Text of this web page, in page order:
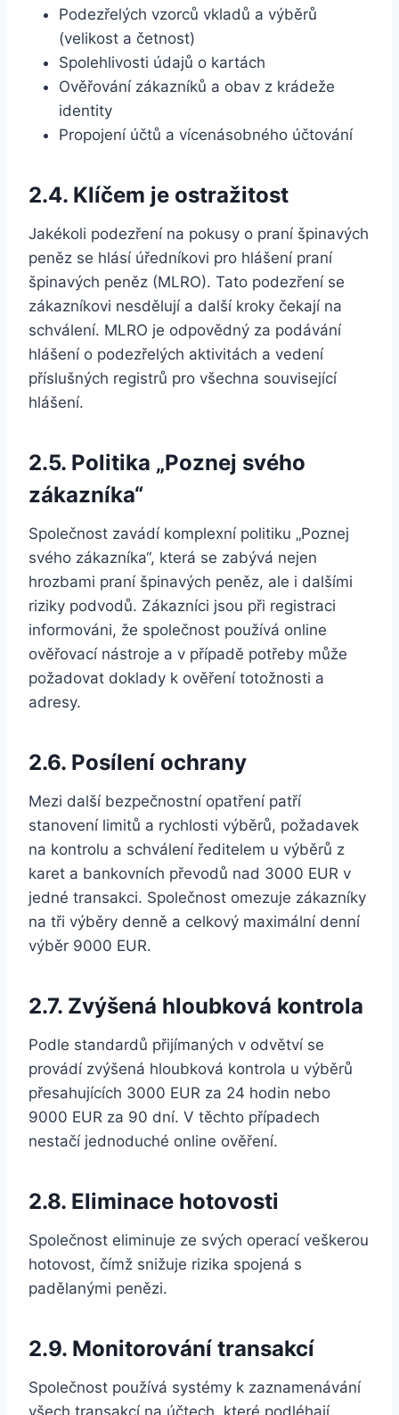
Podezřelých vzorců vkladů a výběrů
(velikost a četnost)
Spolehlivosti údajů o kartách
Ověřování zákazníků a obav z krádeže
identity
Propojení účtů a vícenásobného účtování
2.4. Klíčem je ostražitost
Jakékoli podezření na pokusy o praní špinavých
peněz se hlásí úředníkovi pro hlášení praní
špinavých peněz (MLRO). Tato podezření se
zákazníkovi nesdělují a další kroky čekají na
schválení. MLRO je odpovědný za podávání
hlášení o podezřelých aktivitách a vedení
příslušných registrů pro všechna související
hlášení.
2.5. Politika „Poznej svého
zákazníka“
Společnost zavádí komplexní politiku „Poznej
svého zákazníka“, která se zabývá nejen
hrozbami praní špinavých peněz, ale i dalšími
riziky podvodů. Zákazníci jsou při registraci
informováni, že společnost používá online
ověřovací nástroje a v případě potřeby může
požadovat doklady k ověření totožnosti a
adresy.
2.6. Posílení ochrany
Mezi další bezpečnostní opatření patří
stanovení limitů a rychlosti výběrů, požadavek
na kontrolu a schválení ředitelem u výběrů z
karet a bankovních převodů nad 3000 EUR v
jedné transakci. Společnost omezuje zákazníky
na tři výběry denně a celkový maximální denní
výběr 9000 EUR.
2.7. Zvýšená hloubková kontrola
Podle standardů přijímaných v odvětví se
provádí zvýšená hloubková kontrola u výběrů
přesahujících 3000 EUR za 24 hodin nebo
9000 EUR za 90 dní. V těchto případech
nestačí jednoduché online ověření.
2.8. Eliminace hotovosti
Společnost eliminuje ze svých operací veškerou
hotovost, čímž snižuje rizika spojená s
padělanými penězi.
2.9. Monitorování transakcí
Společnost používá systémy k zaznamenávání
všech transakcí na účtech, které podléhají